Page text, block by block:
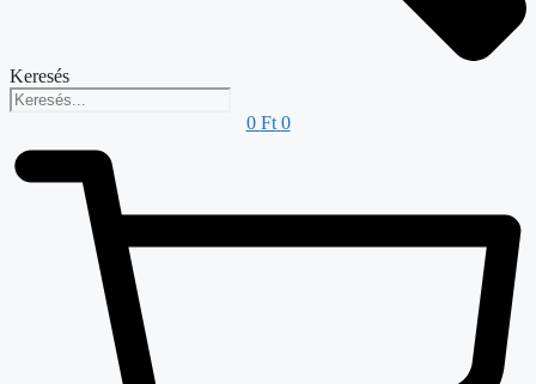
Keresés
0 Ft 0